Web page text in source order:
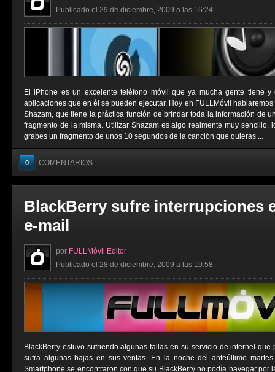
Publicado el 29 de diciembre, 2009 a las 16:24
El iPhone es un excelente teléfono móvil que ya mucha gente tiene
aplicaciones que en él se pueden ejecutar. Hoy en FULLMóvil
Shazam, que tiene la práctica función de brindar toda la información de
fragmento de la misma. Utilizar Shazam es algo realmente muy sencillo,
grabes un fragmento de unos 10 segundos de la canción que quieras ...
0 COMENTARIOS
BlackBerry sufre interrupciones
e-mail
por FULLMóvil Editor
Publicado el 28 de diciembre, 2009 a las 19:58
BlackBerry estuvo sufriendo algunas fallas en su servicio de internet
sufra algunas bajas en sus ventas. En la noche del anteúltimo
Smartphone se encontraron con que su BlackBerry no podía navegar por